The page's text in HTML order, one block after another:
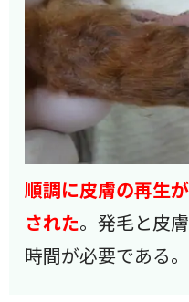
順調に皮膚の再生
された。発毛と皮
時間が必要である。